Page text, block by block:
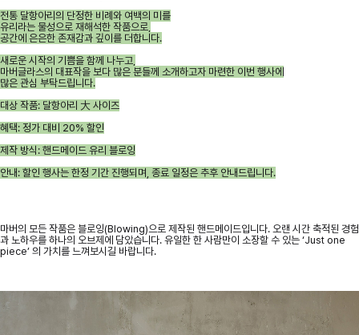
전통 달항아리의 단정한 비례와 여백의 미를
유리라는 물성으로 재해석한 작품으로,
공간에 은은한 존재감과 깊이를 더합니다.
새로운 시작의 기쁨을 함께 나누고,
마버글라스의 대표작을 보다 많은 분들께 소개하고자 마련한 이번 행사에
많은 관심 부탁드립니다.
대상 작품: 달항아리 大 사이즈
혜택: 정가 대비 20% 할인
제작 방식: 핸드메이드 유리 블로잉
안내: 할인 행사는 한정 기간 진행되며, 종료 일정은 추후 안내드립니다.
마버의 모든 작품은 블로잉(Blowing)으로 제작된 핸드메이드입니다. 오랜 시간 축적된 경험
과 노하우를 하나의 오브제에 담았습니다. 유일한 한 사람만이 소장할 수 있는 ‘Just one
piece’ 의 가치를 느껴보시길 바랍니다.